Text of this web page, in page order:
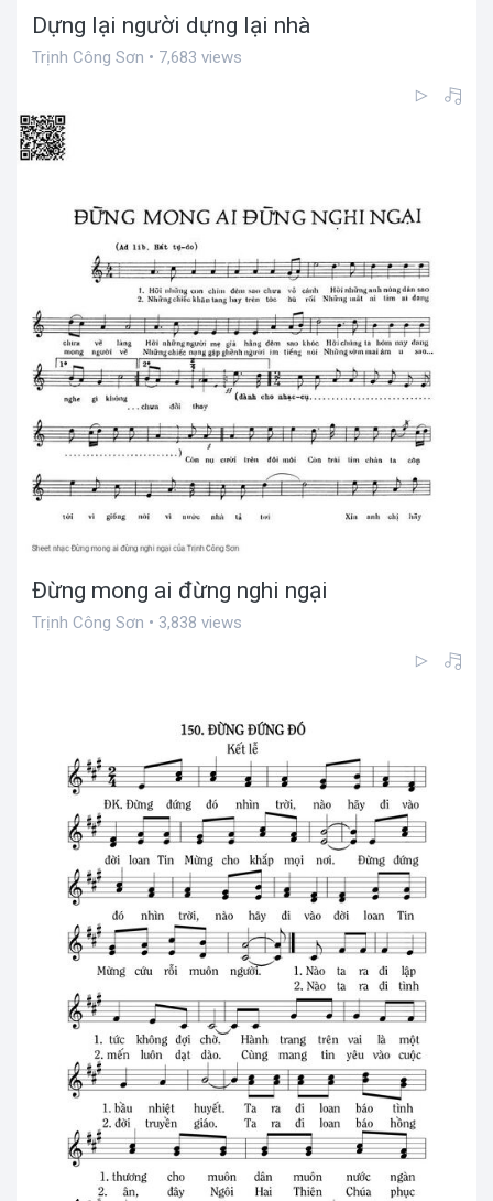
Dựng lại người dựng lại nhà
Trịnh Công Sơn • 7,683 views
Đừng mong ai đừng nghi ngại
Trịnh Công Sơn • 3,838 views